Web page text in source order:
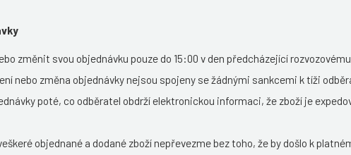
změnit svou objednávku pouze do 15:00 v den předcházející
nebo změna objednávky nejsou spojeny se žádnými sankcemi k tíži
poté, co odběratel obdrží elektronickou informaci, že zboží je
objednané a dodané zboží nepřevezme bez toho, že by došlo k